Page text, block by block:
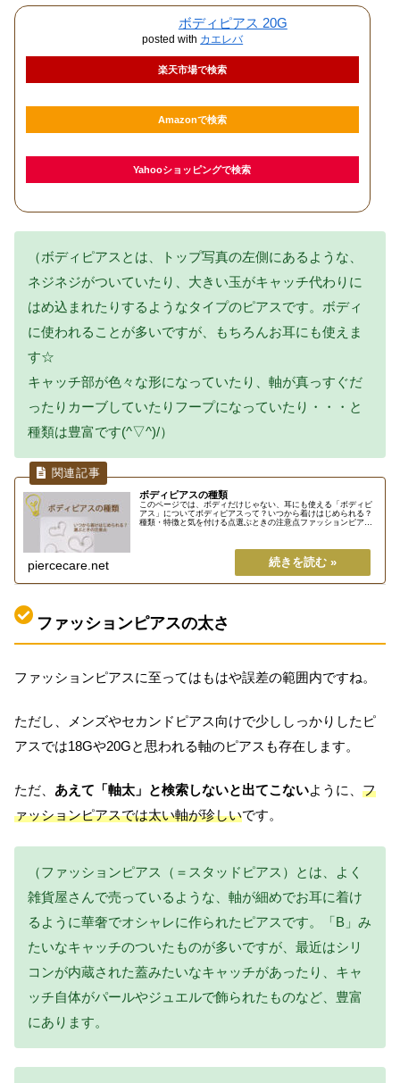
ボディピアス 20G
posted with カエレバ
楽天市場で検索
Amazonで検索
Yahooショッピングで検索
（ボディピアスとは、トップ写真の左側にあるような、
ネジネジがついていたり、大きい玉がキャッチ代わりに
はめ込まれたりするようなタイプのピアスです。ボディ
に使われることが多いですが、もちろんお耳にも使えま
す☆
キャッチ部が色々な形になっていたり、軸が真っすぐだ
ったりカーブしていたりフープになっていたり・・・と
種類は豊富です(^▽^)/）
ボディピアスの種類
このページでは、ボディだけじゃない、耳にも使える「ボディピ
アス」についてボディピアスって？いつから着けはじめられる？
種類・特徴と気を付ける点選ぶときの注意点ファッションピアス
piercecare.net
ファッションピアスの太さ
ファッションピアスに至ってはもはや誤差の範囲内ですね。
ただし、メンズやセカンドピアス向けで少ししっかりしたピ
アスでは18Gや20Gと思われる軸のピアスも存在します。
ただ、 あえて「軸太」と検索しないと出てこないように、 フ
ァッションピアスでは太い軸が珍しいです。
（ファッションピアス（＝スタッドピアス）とは、よく
雑貨屋さんで売っているような、軸が細めでお耳に着け
るように華奢でオシャレに作られたピアスです。「B」み
たいなキャッチのついたものが多いですが、最近はシリ
コンが内蔵された蓋みたいなキャッチがあったり、キャ
ッチ自体がパールやジュエルで飾られたものなど、豊富
にあります。